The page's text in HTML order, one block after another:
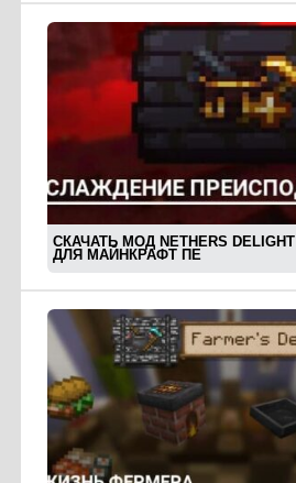
СКАЧАТЬ МОД NETHERS DELIGHT
ДЛЯ МАЙНКРАФТ ПЕ